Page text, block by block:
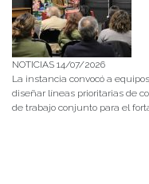
NOTICIAS 14/07/2026
La instancia convocó a
diseñar líneas prioritarias de
de trabajo conjunto para el